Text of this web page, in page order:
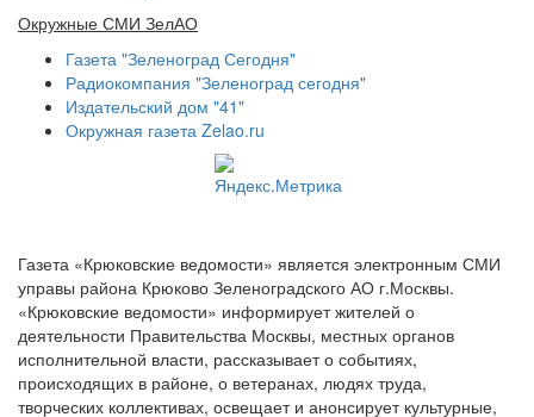
Окружные СМИ ЗелАО
Газета "Зеленоград Сегодня"
Радиокомпания "Зеленоград сегодня"
Издательский дом "41"
Окружная газета Zelao.ru
Газета «Крюковские ведомости» является электронным СМИ
управы района Крюково Зеленоградского АО г.Москвы.
«Крюковские ведомости» информирует жителей о
деятельности Правительства Москвы, местных органов
исполнительной власти, рассказывает о событиях,
происходящих в районе, о ветеранах, людях труда,
творческих коллективах, освещает и анонсирует культурные,